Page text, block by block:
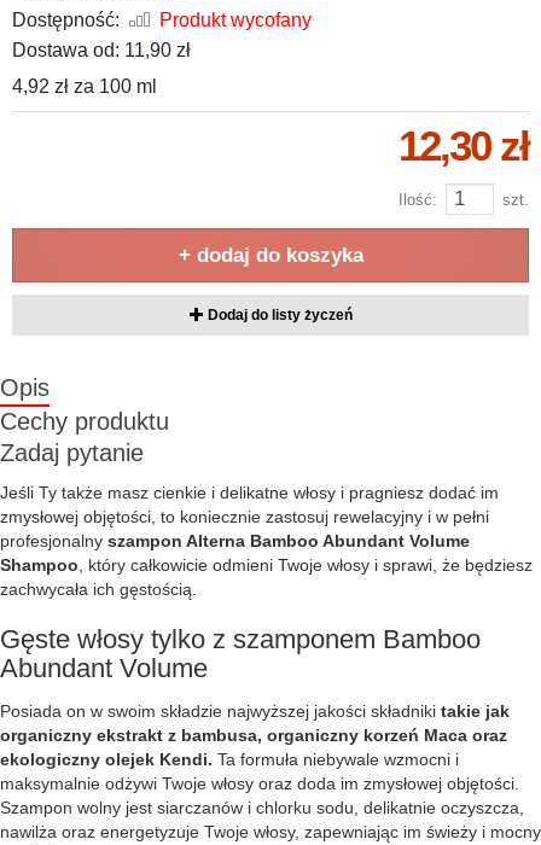
Dostępność:
Produkt wycofany
Dostawa od: 11,90 zł
4,92 zł za 100 ml
12,30 zł
Ilość: szt.
+ dodaj do koszyka
Dodaj do listy życzeń
Opis
Cechy produktu
Zadaj pytanie
Jeśli Ty także masz cienkie i delikatne włosy i pragniesz dodać im
zmysłowej objętości, to koniecznie zastosuj rewelacyjny i w pełni
profesjonalny szampon Alterna Bamboo Abundant Volume
Shampoo , który całkowicie odmieni Twoje włosy i sprawi, że będziesz
zachwycała ich gęstością.
Gęste włosy tylko z szamponem Bamboo
Abundant Volume
Posiada on w swoim składzie najwyższej jakości składniki takie jak
organiczny ekstrakt z bambusa, organiczny korzeń Maca oraz
ekologiczny olejek Kendi. Ta formuła niebywale wzmocni i
maksymalnie odżywi Twoje włosy oraz doda im zmysłowej objętości.
Szampon wolny jest siarczanów i chlorku sodu, delikatnie oczyszcza,
nawilża oraz energetyzuje Twoje włosy, zapewniając im świeży i mocny